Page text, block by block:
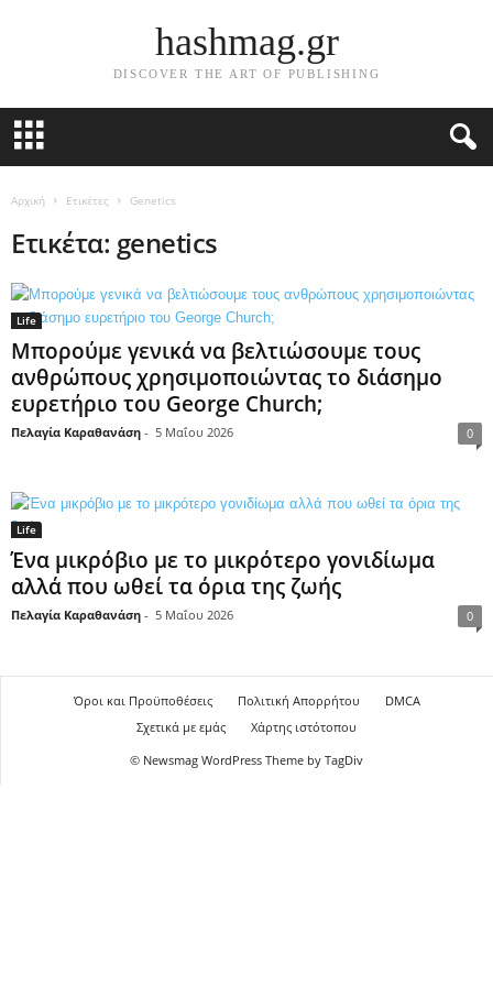
hashmag.gr
DISCOVER THE ART OF PUBLISHING
Αρχική Ετικέτες Genetics
Ετικέτα: genetics
Life
Μπορούμε γενικά να βελτιώσουμε τους
ανθρώπους χρησιμοποιώντας το διάσημο
ευρετήριο του George Church;
Πελαγία Καραθανάση - 5 Μαΐου 2026 0
Life
Ένα μικρόβιο με το μικρότερο γονιδίωμα
αλλά που ωθεί τα όρια της ζωής
Πελαγία Καραθανάση - 5 Μαΐου 2026 0
Όροι και Προϋποθέσεις Πολιτική Απορρήτου
DMCA
Σχετικά με εμάς
Χάρτης ιστότοπου
© Newsmag WordPress Theme by TagDiv